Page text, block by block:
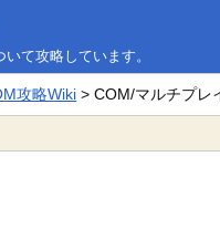
て攻略しています。
攻略Wiki > COM/マルチプレ